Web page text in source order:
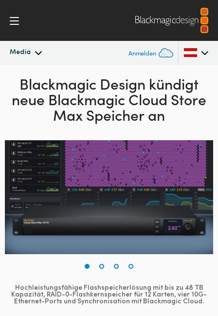
Media Anmelden
Neueste Nachrichten
Nachrichtenarchiv
Argentina
Australia
Austria
Brazil
Canada
China
Denmark
Finland
Hong Kong SAR, China
Blackmagic Design kündigt
neue Blackmagic Cloud Store
Max Speicher an
Hochleistungsfähige Flashspeicherlösung mit bis zu 48 TB
Kapazität, RAID-0-Flashkernspeicher für 12 Karten, vier 10G-
Ethernet-Ports und Synchronisation mit Blackmagic Cloud.